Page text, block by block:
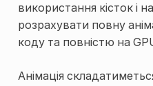
використання кісток і
розрахувати повну
коду та повністю на
Анімація